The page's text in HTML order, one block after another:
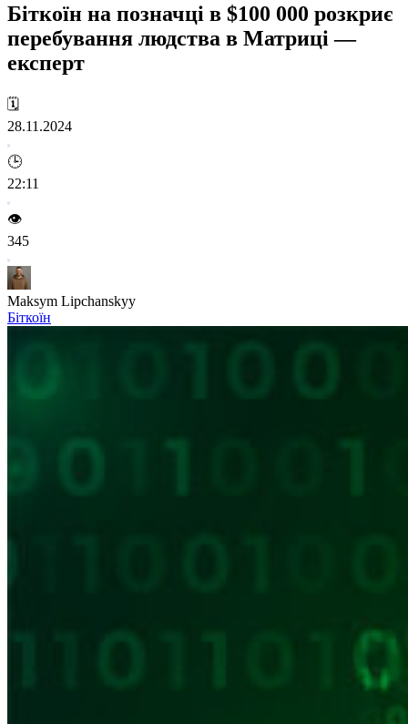
Біткоїн на позначці в $100 000 розкриє
перебування людства в Матриці —
експерт
🗓️
28.11.2024
🕒
22:11
👁️
345
Maksym Lipchanskyy
Біткоїн